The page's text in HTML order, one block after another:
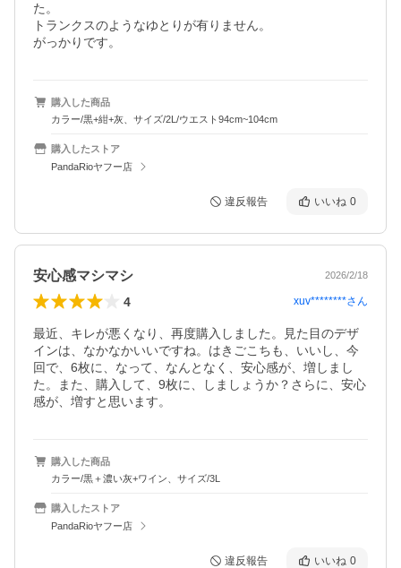
た。
トランクスのようなゆとりが有りません。
がっかりです。
購入した商品
カラー/黒+紺+灰、サイズ/2L/ウエスト94cm~104cm
購入したストア
PandaRioヤフー店
違反報告 いいね 0
安心感マシマシ 2026/2/18
4 xuv********さん
最近、キレが悪くなり、再度購入しました。見た目のデザ
インは、なかなかいいですね。はきごこちも、いいし、今
回で、6枚に、なって、なんとなく、安心感が、増しまし
た。また、購入して、9枚に、しましょうか？さらに、安心
購入した商品
カラー/黒＋濃い灰+ワイン、サイズ/3L
購入したストア
PandaRioヤフー店
違反報告 いいね 0